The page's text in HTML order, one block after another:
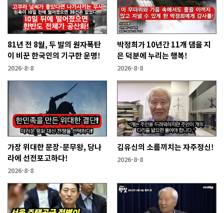
81년 전 8월, 두 발의 원자폭탄
이 비꾼 한국인의 기구한 운명!
2026-8-8
박정희가 10년간 11개 댐을 지
은 덕분에 누리는 행복!
2026-8-8
가장 위대한 문장-문무왕, 당나
라에 선전포고하다!
2026-8-8
김유신의 소름끼치는 자주정신!
2026-8-8